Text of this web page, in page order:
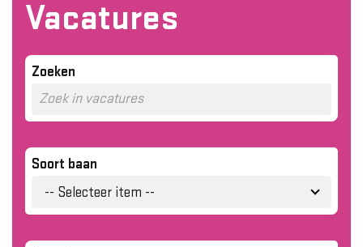
Vacatures
Zoeken
Soort baan
-- Selecteer item --